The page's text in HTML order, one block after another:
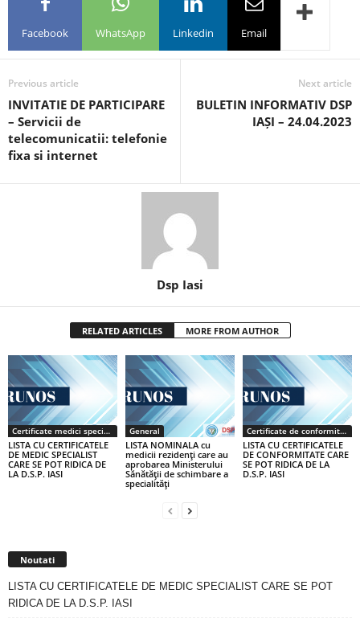
Facebook WhatsApp Linkedin Email
Previous article
INVITATIE DE PARTICIPARE
– Servicii de
telecomunicatii: telefonie
fixa si internet
Next article
BULETIN INFORMATIV DSP
IAȘI – 24.04.2023
Dsp Iasi
RELATED ARTICLES MORE FROM AUTHOR
Certificate medici specialiști / primari
LISTA CU CERTIFICATELE
DE MEDIC SPECIALIST
CARE SE POT RIDICA DE
LA D.S.P. IASI
General
LISTA NOMINALA cu
medicii rezidenţi care au
aprobarea Ministerului
Sănătăţii de schimbare a
specialităţi
Certificate de conformitate
LISTA CU CERTIFICATELE
DE CONFORMITATE CARE
SE POT RIDICA DE LA
D.S.P. IASI
Noutati
LISTA CU CERTIFICATELE DE MEDIC SPECIALIST CARE SE POT
RIDICA DE LA D.S.P. IASI